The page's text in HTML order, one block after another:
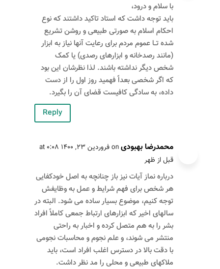
با سلام و درود،
باید توجه داشت که استاد تاکید داشتند که نوع
احکام اسلام به صورتی طبیعی و روشن تشریع
شده تــا عموم مردم برای رعایت آنها نیاز به ابزار
(مانند رصدخانه و ابزارهای رصدی) یا کمک
شخص دیگر نداشته باشند. لذا نظرشان این بود
که اگر شخصی بعداً فهمید روز اول را از دست
داده، به سادگی کافیست قضای آن را بگیرد.
Reply
محمدرضا بهبودی
on فروردین ۲۳, ۱۴۰۰ at ۰:۰۸
قبل از ظهر
درباره نماز آیات نیز باز چنانچه به اصل خودکفایی
هر شخص برای فهم شرایط و عمل به وظایفش
توجه کنیم، موضوع بسیار ساده می شود. البته در
سالهای اخیر که ابزارهای ارتباط جمعی کاملاً افراد
بشر را به هم متصل کرده و اخبار به راحتی
منتشر می شوند، و علم نجوم و محاسبات نجومی
با دقت بالا در دسترس اغلب افراد است، باید
ملاکهای طبیعی و محلی را مد نظر داشت.